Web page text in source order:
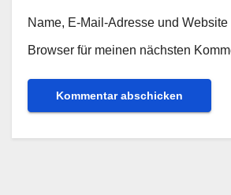
Name, E-Mail-Adresse und
Browser für meinen nächsten